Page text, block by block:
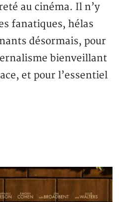
au cinéma. Il n’y
fanatiques, hélas
désormais, pour
bienveillant
et pour l’essentiel